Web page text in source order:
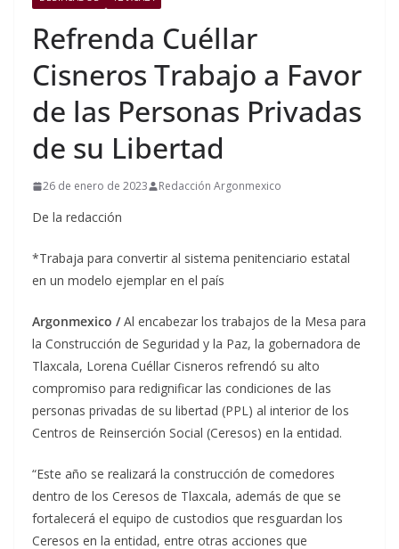
Refrenda Cuéllar
Cisneros Trabajo a Favor
de las Personas Privadas
de su Libertad
26 de enero de 2023 Redacción Argonmexico
De la redacción
*Trabaja para convertir al sistema penitenciario estatal
en un modelo ejemplar en el país
Argonmexico /Al encabezar los trabajos de la Mesa para
la Construcción de Seguridad y la Paz, la gobernadora de
Tlaxcala, Lorena Cuéllar Cisneros refrendó su alto
compromiso para redignificar las condiciones de las
personas privadas de su libertad (PPL) al interior de los
Centros de Reinserción Social (Ceresos) en la entidad.
“Este año se realizará la construcción de comedores
dentro de los Ceresos de Tlaxcala, además de que se
fortalecerá el equipo de custodios que resguardan los
Ceresos en la entidad, entre otras acciones que